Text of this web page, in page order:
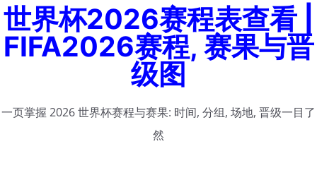
世界杯2026赛程表查看 |
FIFA2026赛程, 赛果与晋
级图
一页掌握 2026 世界杯赛程与赛果: 时间, 分组, 场地, 晋级一目了
然